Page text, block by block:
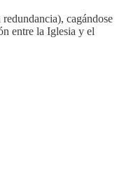
cagándose
entre la Iglesia y el